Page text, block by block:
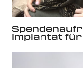
Implantat